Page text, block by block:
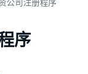
公司注册程序
序